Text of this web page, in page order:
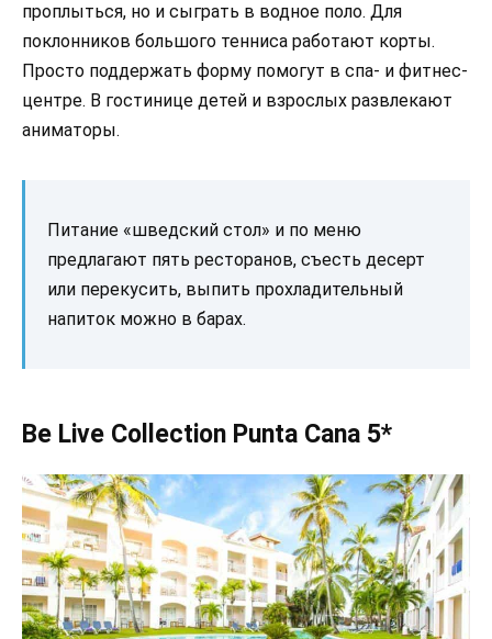
проплыться, но и сыграть в водное поло. Для
поклонников большого тенниса работают корты.
Просто поддержать форму помогут в спа- и фитнес-
центре. В гостинице детей и взрослых развлекают
аниматоры.
Питание «шведский стол» и по меню
предлагают пять ресторанов, съесть десерт
или перекусить, выпить прохладительный
напиток можно в барах.
Be Live Collection Punta Cana 5*